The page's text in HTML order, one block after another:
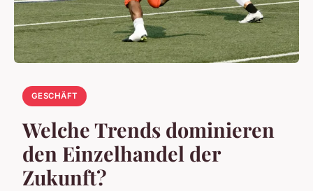
GESCHÄFT
Welche Trends dominieren
den Einzelhandel der
Zukunft?